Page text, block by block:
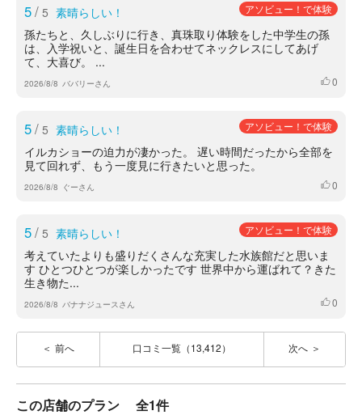
5/ 5 素晴らしい！ アソビュー！で体験
孫たちと、久しぶりに行き、真珠取り体験をした中学生の孫
は、入学祝いと、誕生日を合わせてネックレスにしてあげ
て、大喜び。 ...
2026/8/8 ババリーさん いいね
0
5/ 5 素晴らしい！ アソビュー！で体験
イルカショーの迫力が凄かった。 遅い時間だったから全部を
見て回れず、もう一度見に行きたいと思った。
2026/8/8 ぐーさん いいね
0
5/ 5 素晴らしい！ アソビュー！で体験
考えていたよりも盛りだくさんな充実した水族館だと思いま
す ひとつひとつが楽しかったです 世界中から運ばれて？きた
生き物た...
2026/8/8 バナナジュースさん いいね
0
前へ 口コミ一覧（13,412） 次へ
この店舗のプラン 全1件